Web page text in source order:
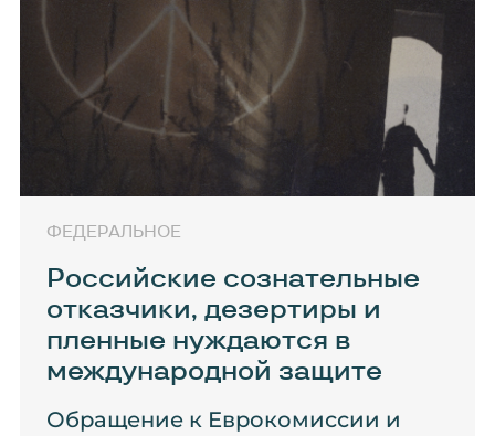
ФЕДЕРАЛЬНОЕ
Российские сознательные
отказчики, дезертиры и
пленные нуждаются в
международной защите
Обращение к Еврокомиссии и